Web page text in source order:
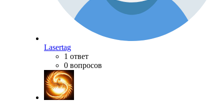
Lasertag
1 ответ
0 вопросов